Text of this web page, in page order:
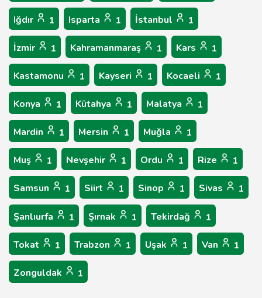
Iğdır 1 Isparta 1 İstanbul 1
İzmir 1 Kahramanmaraş 1 Kars 1
Kastamonu 1 Kayseri 1 Kocaeli 1
Konya 1 Kütahya 1 Malatya 1
Mardin 1 Mersin 1 Muğla 1
Muş 1 Nevşehir 1 Ordu 1 Rize 1
Samsun 1 Siirt 1 Sinop 1 Sivas 1
Şanlıurfa 1 Şırnak 1 Tekirdağ 1
Tokat 1 Trabzon 1 Uşak 1 Van 1
Zonguldak 1